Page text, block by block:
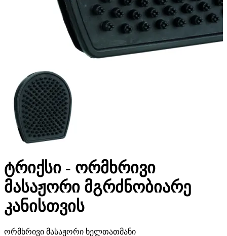
ტრიქსი - ორმხრივი
მასაჟორი მგრძნობიარე
კანისთვის
ორმხრივი მასაჟორი ხელთათმანი